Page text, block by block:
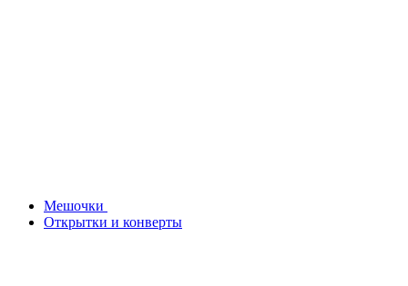
Мешочки
Открытки и конверты